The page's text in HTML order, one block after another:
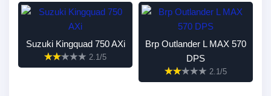
Suzuki Kingquad 750 AXi
2.1/5
Brp Outlander L MAX 570
DPS
2.1/5